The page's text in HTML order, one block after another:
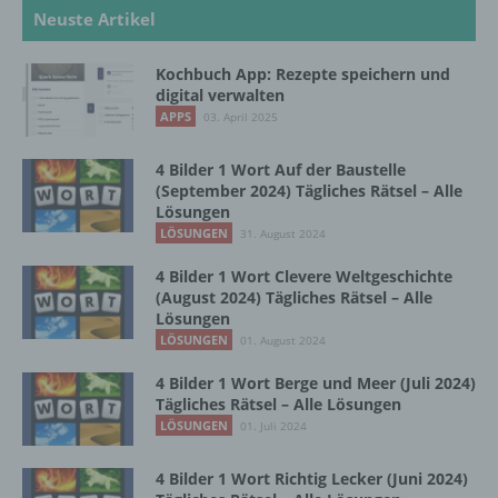
Neuste Artikel
Kochbuch App: Rezepte speichern und
digital verwalten
APPS 03. April 2025
4 Bilder 1 Wort Auf der Baustelle
(September 2024) Tägliches Rätsel – Alle
Lösungen
LÖSUNGEN 31. August 2024
4 Bilder 1 Wort Clevere Weltgeschichte
(August 2024) Tägliches Rätsel – Alle
Lösungen
LÖSUNGEN 01. August 2024
4 Bilder 1 Wort Berge und Meer (Juli 2024)
Tägliches Rätsel – Alle Lösungen
LÖSUNGEN 01. Juli 2024
4 Bilder 1 Wort Richtig Lecker (Juni 2024)
d) Einschränkung der Verarbeitung
Markierung gespeicherter
personenbezogener Daten mit dem Ziel, ihre
künftige Verarbeitung einzuschränken.
e) Profiling
Verarbeitung personenbezogener Daten, die
darin besteht, dass diese
personenbezogenen Daten verwendet
werden, um bestimmte persönliche Aspekte,
die sich auf eine natürliche Person beziehen,
zu bewerten, insbesondere, um Aspekte
bezüglich Arbeitsleistung, wirtschaftlicher
Lage, Gesundheit, persönlicher Vorlieben,
Aufenthaltsort oder Ortswechsel dieser